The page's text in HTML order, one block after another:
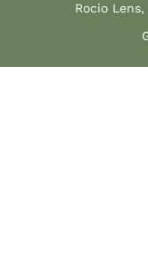
Rocio Lens,